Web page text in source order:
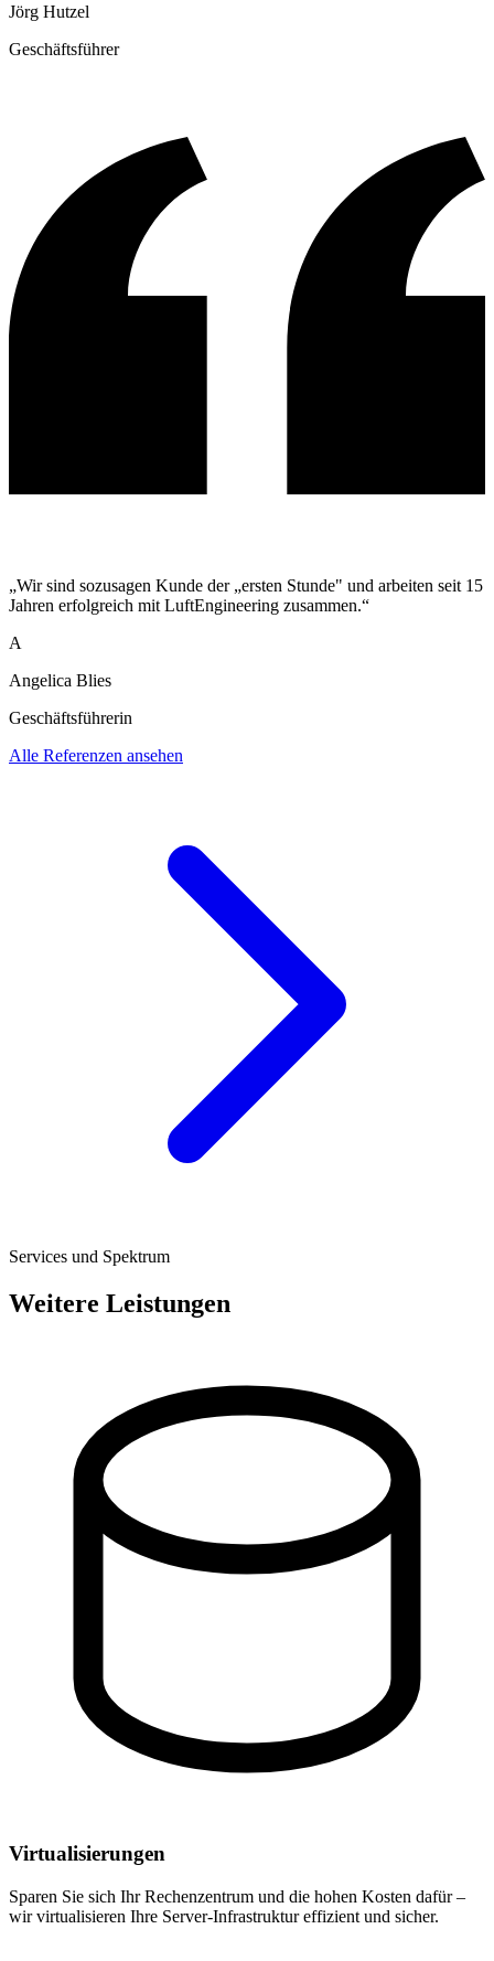
Jörg Hutzel
Geschäftsführer
„Wir sind sozusagen Kunde der „ersten Stunde" und arbeiten seit 15
Jahren erfolgreich mit LuftEngineering zusammen.“
A
Angelica Blies
Geschäftsführerin
Alle Referenzen ansehen
Services und Spektrum
Weitere Leistungen
Virtualisierungen
Sparen Sie sich Ihr Rechenzentrum und die hohen Kosten dafür –
wir virtualisieren Ihre Server-Infrastruktur effizient und sicher.